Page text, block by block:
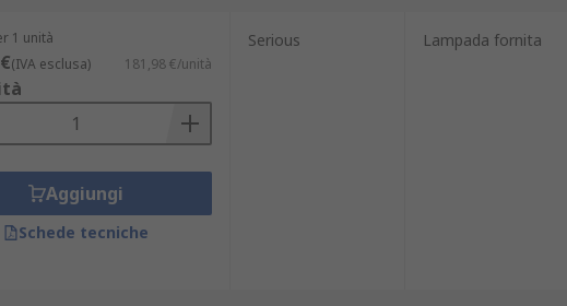
1 unità
(IVA esclusa) 181,98 €/unità
Aggiungi
Schede tecniche
Serious Lampada fornita